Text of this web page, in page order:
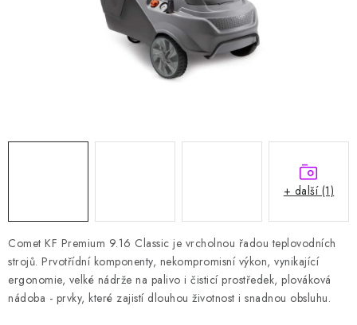
HODNOCENÍ OBCHODU
Jak nakupovat O nás
Kontakty
Podmínky ochrany osobních údajů
Comet KF Premium 9.16 Classic je vrcholnou řadou teplovodních
strojů. Prvotřídní komponenty, nekompromisní výkon, vynikající
ergonomie, velké nádrže na palivo i čisticí prostředek, plováková
nádoba - prvky, které zajistí dlouhou životnost i snadnou obsluhu.
+ další (1)